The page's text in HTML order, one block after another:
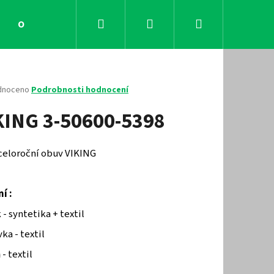
Obchodní podmínky KontaktyPřihlášení
Podrobnosti hodnocení
3-50600-5398
obuv VIKING
:
- syntetika + textil
- textil
- textil